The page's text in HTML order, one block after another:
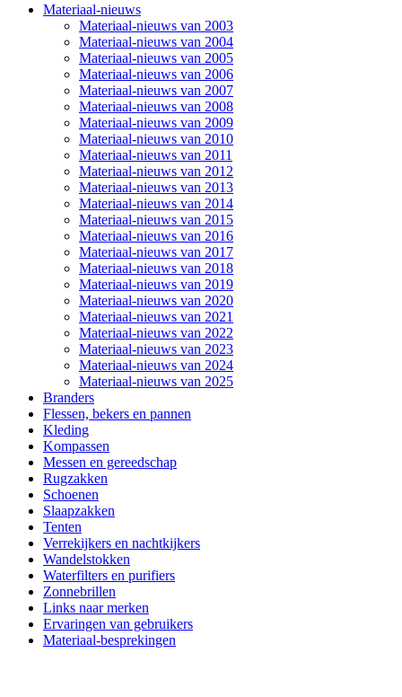
Materiaal-nieuws
Materiaal-nieuws van 2003
Materiaal-nieuws van 2004
Materiaal-nieuws van 2005
Materiaal-nieuws van 2006
Materiaal-nieuws van 2007
Materiaal-nieuws van 2008
Materiaal-nieuws van 2009
Materiaal-nieuws van 2010
Materiaal-nieuws van 2011
Materiaal-nieuws van 2012
Materiaal-nieuws van 2013
Materiaal-nieuws van 2014
Materiaal-nieuws van 2015
Materiaal-nieuws van 2016
Materiaal-nieuws van 2017
Materiaal-nieuws van 2018
Materiaal-nieuws van 2019
Materiaal-nieuws van 2020
Materiaal-nieuws van 2021
Materiaal-nieuws van 2022
Materiaal-nieuws van 2023
Materiaal-nieuws van 2024
Materiaal-nieuws van 2025
Branders
Flessen, bekers en pannen
Kleding
Kompassen
Messen en gereedschap
Rugzakken
Schoenen
Slaapzakken
Tenten
Verrekijkers en nachtkijkers
Wandelstokken
Waterfilters en purifiers
Zonnebrillen
Links naar merken
Ervaringen van gebruikers
Materiaal-besprekingen